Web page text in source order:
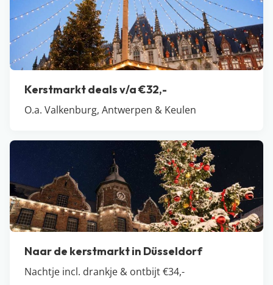
Kerstmarkt deals v/a €32,-
O.a. Valkenburg, Antwerpen & Keulen
Naar de kerstmarkt in Düsseldorf
Nachtje incl. drankje & ontbijt €34,-